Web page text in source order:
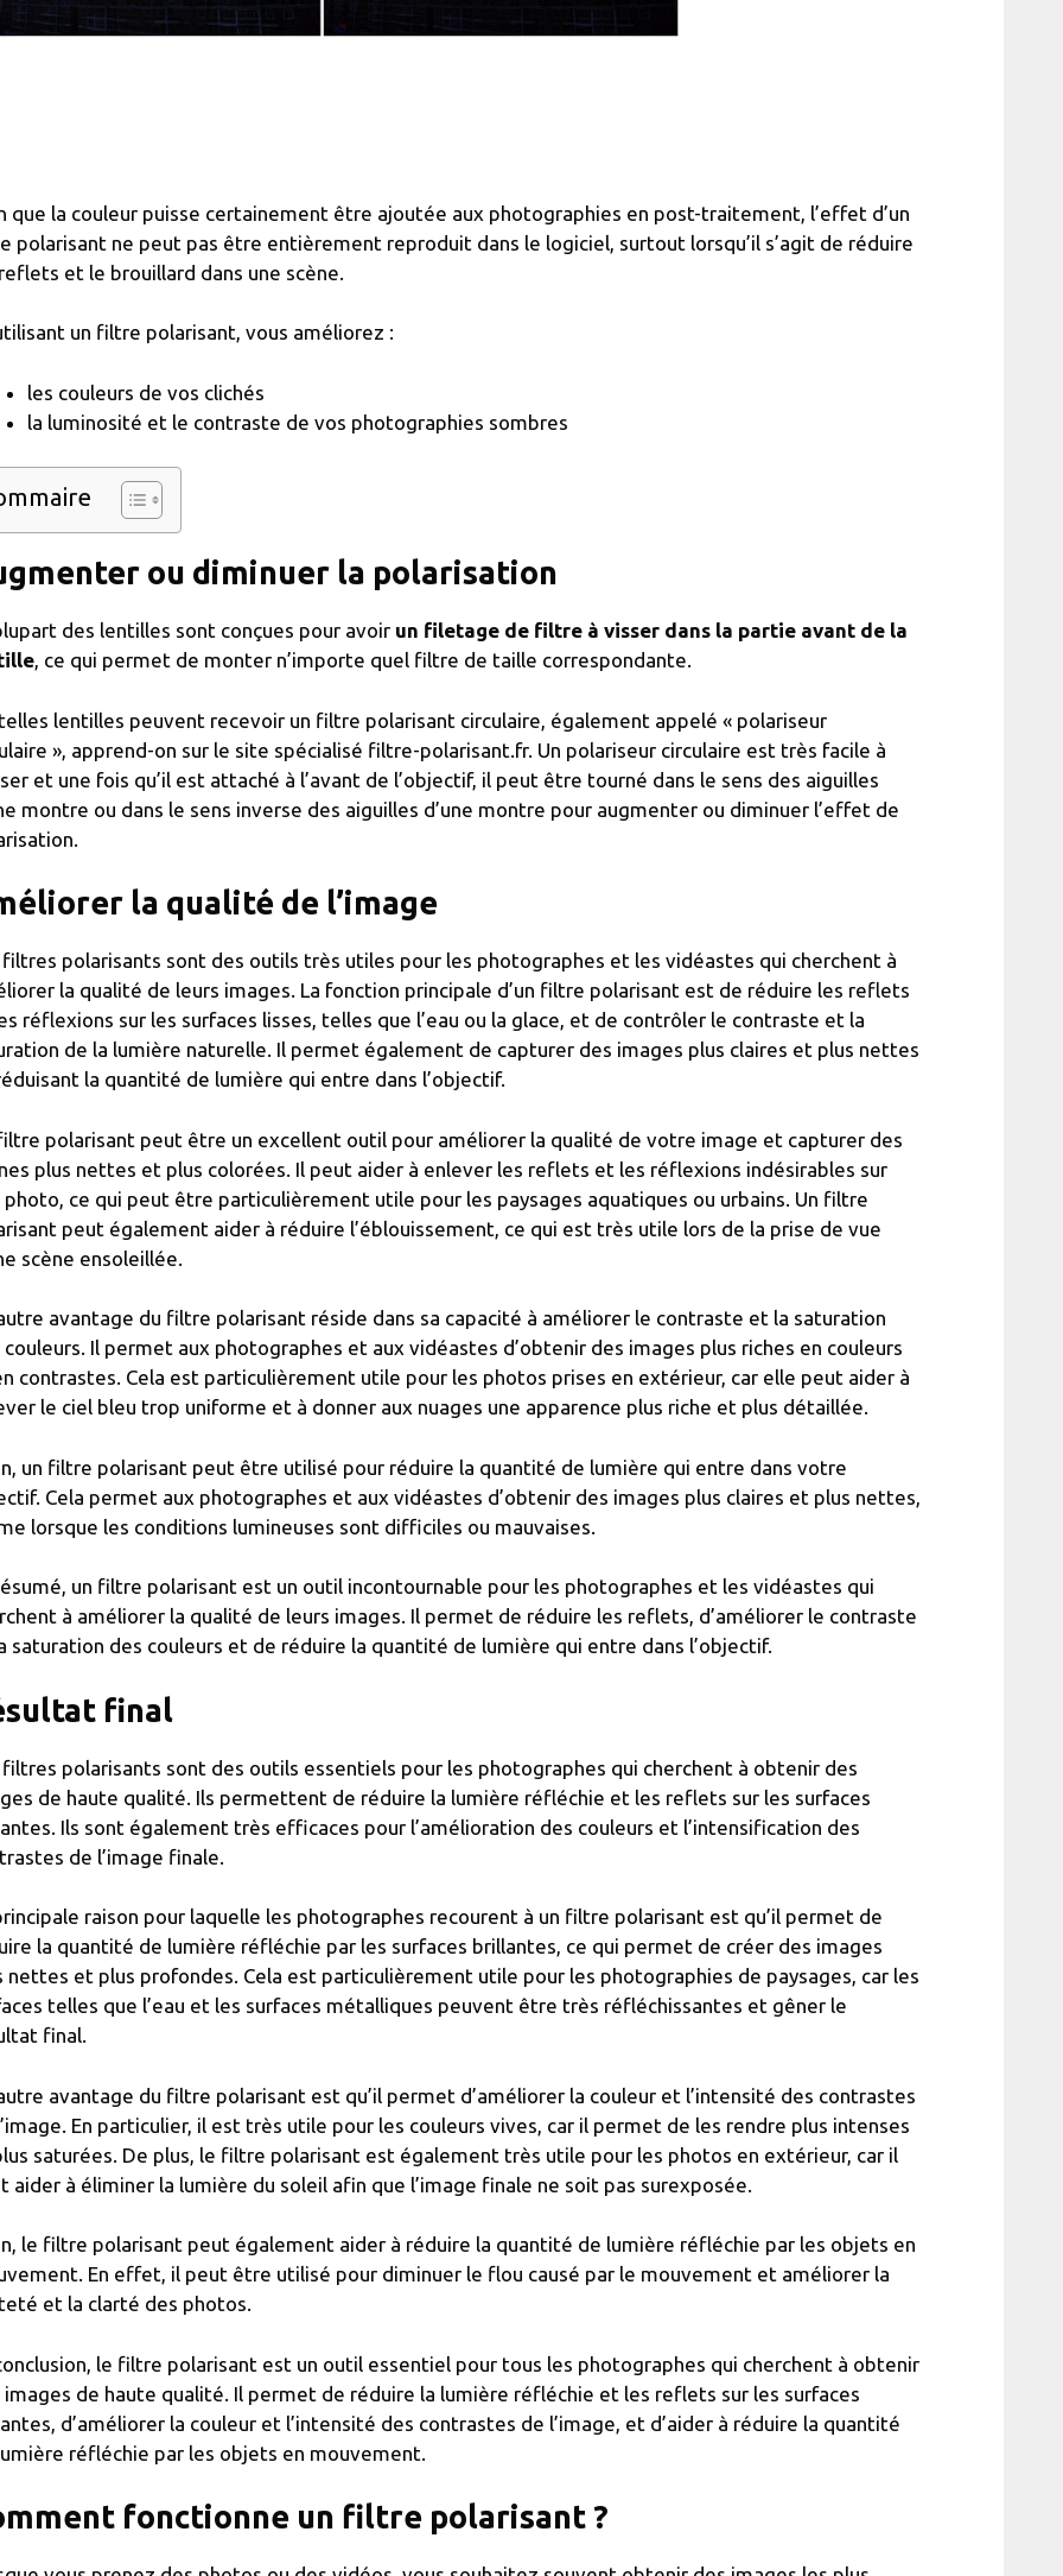
que la couleur puisse certainement être ajoutée aux photographies en post-traitement, l’effet d’un
polarisant ne peut pas être entièrement reproduit dans le logiciel, surtout lorsqu’il s’agit de réduire
et le brouillard dans une scène.
un filtre polarisant, vous améliorez :
les couleurs de vos clichés
la luminosité et le contraste de vos photographies sombres
ou diminuer la polarisation
des lentilles sont conçues pour avoir un filetage de filtre à visser dans la partie avant de la
, ce qui permet de monter n’importe quel filtre de taille correspondante.
lentilles peuvent recevoir un filtre polarisant circulaire, également appelé « polariseur
», apprend-on sur le site spécialisé filtre-polarisant.fr. Un polariseur circulaire est très facile à
et une fois qu’il est attaché à l’avant de l’objectif, il peut être tourné dans le sens des aiguilles
montre ou dans le sens inverse des aiguilles d’une montre pour augmenter ou diminuer l’effet de
la qualité de l’image
filtres polarisants sont des outils très utiles pour les photographes et les vidéastes qui cherchent à
la qualité de leurs images. La fonction principale d’un filtre polarisant est de réduire les reflets
réflexions sur les surfaces lisses, telles que l’eau ou la glace, et de contrôler le contraste et la
de la lumière naturelle. Il permet également de capturer des images plus claires et plus nettes
la quantité de lumière qui entre dans l’objectif.
polarisant peut être un excellent outil pour améliorer la qualité de votre image et capturer des
plus nettes et plus colorées. Il peut aider à enlever les reflets et les réflexions indésirables sur
photo, ce qui peut être particulièrement utile pour les paysages aquatiques ou urbains. Un filtre
peut également aider à réduire l’éblouissement, ce qui est très utile lors de la prise de vue
scène ensoleillée.
avantage du filtre polarisant réside dans sa capacité à améliorer le contraste et la saturation
couleurs. Il permet aux photographes et aux vidéastes d’obtenir des images plus riches en couleurs
contrastes. Cela est particulièrement utile pour les photos prises en extérieur, car elle peut aider à
le ciel bleu trop uniforme et à donner aux nuages une apparence plus riche et plus détaillée.
un filtre polarisant peut être utilisé pour réduire la quantité de lumière qui entre dans votre
Cela permet aux photographes et aux vidéastes d’obtenir des images plus claires et plus nettes,
lorsque les conditions lumineuses sont difficiles ou mauvaises.
un filtre polarisant est un outil incontournable pour les photographes et les vidéastes qui
à améliorer la qualité de leurs images. Il permet de réduire les reflets, d’améliorer le contraste
saturation des couleurs et de réduire la quantité de lumière qui entre dans l’objectif.
final
filtres polarisants sont des outils essentiels pour les photographes qui cherchent à obtenir des
de haute qualité. Ils permettent de réduire la lumière réfléchie et les reflets sur les surfaces
Ils sont également très efficaces pour l’amélioration des couleurs et l’intensification des
de l’image finale.
raison pour laquelle les photographes recourent à un filtre polarisant est qu’il permet de
la quantité de lumière réfléchie par les surfaces brillantes, ce qui permet de créer des images
nettes et plus profondes. Cela est particulièrement utile pour les photographies de paysages, car les
telles que l’eau et les surfaces métalliques peuvent être très réfléchissantes et gêner le
final.
avantage du filtre polarisant est qu’il permet d’améliorer la couleur et l’intensité des contrastes
En particulier, il est très utile pour les couleurs vives, car il permet de les rendre plus intenses
saturées. De plus, le filtre polarisant est également très utile pour les photos en extérieur, car il
aider à éliminer la lumière du soleil afin que l’image finale ne soit pas surexposée.
le filtre polarisant peut également aider à réduire la quantité de lumière réfléchie par les objets en
En effet, il peut être utilisé pour diminuer le flou causé par le mouvement et améliorer la
et la clarté des photos.
le filtre polarisant est un outil essentiel pour tous les photographes qui cherchent à obtenir
images de haute qualité. Il permet de réduire la lumière réfléchie et les reflets sur les surfaces
d’améliorer la couleur et l’intensité des contrastes de l’image, et d’aider à réduire la quantité
réfléchie par les objets en mouvement.
fonctionne un filtre polarisant ?